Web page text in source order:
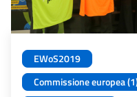
EWoS2019
Commissione europea